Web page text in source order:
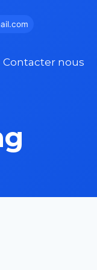
Contacter nous